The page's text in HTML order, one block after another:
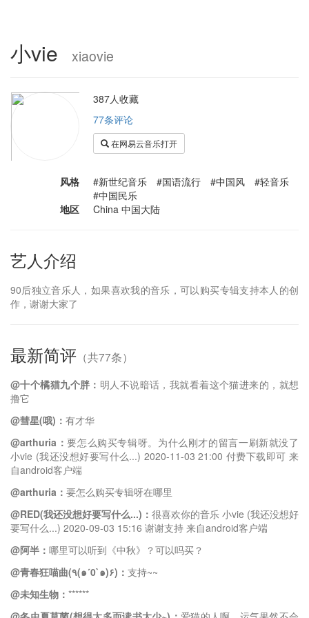
小vie xiaovie
387人收藏
77条评论
在网易云音乐打开
风格
#新世纪音乐 #国语流行 #中国风 #轻音乐
#中国民乐
地区
China 中国大陆
艺人介绍
90后独立音乐人，如果喜欢我的音乐，可以购买专辑支持本人的创
作，谢谢大家了
最新简评 （共77条）
@十个橘猫九个胖： 明人不说暗话，我就看着这个猫进来的，就想
撸它
@彗星(哦)： 有才华
@arthuria：要怎么购买专辑呀。为什么刚才的留言一刷新就没了
小vie (我还没想好要写什么...) 2020-11-03 21:00 付费下载即可 来
自android客户端
@arthuria： 要怎么购买专辑呀在哪里
@RED(我还没想好要写什么...)： 很喜欢你的音乐 小vie (我还没想好
要写什么...) 2020-09-03 15:16 谢谢支持 来自android客户端
@阿半： 哪里可以听到《中秋》？可以吗买？
@青春狂喵曲(٩(๑´0`๑)۶)： 支持~~
@未知生物： ******